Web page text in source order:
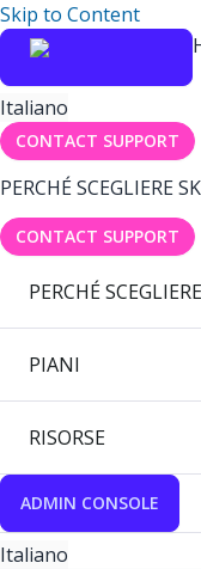
Skip to Content
Italiano
CONTACT SUPPORT
PERCHÉ SCEGLIERE
CONTACT SUPPORT
PERCHÉ
PIANI
RISORSE
ADMIN CONSOLE
Italiano